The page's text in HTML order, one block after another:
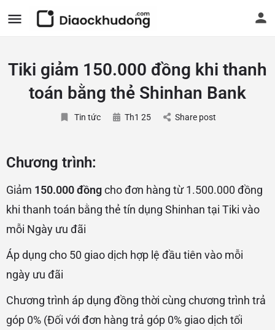
Tiki giảm 150.000 đồng khi thanh
toán bằng thẻ Shinhan Bank
Tin tức Th1 25 Share post
Chương trình:
Giảm 150.000 đồngcho đơn hàng từ 1.500.000 đồng
khi thanh toán bằng thẻ tín dụng Shinhan tại Tiki vào
mỗi Ngày ưu đãi
Áp dụng cho 50 giao dịch hợp lệ đầu tiên vào mỗi
ngày ưu đãi
Chương trình áp dụng đồng thời cùng chương trình trả
góp 0% (Đối với đơn hàng trả góp 0% giao dịch tối